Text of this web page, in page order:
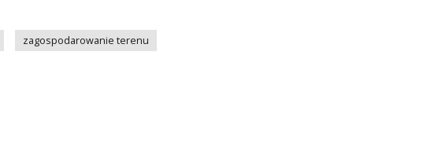
zagospodarowanie terenu